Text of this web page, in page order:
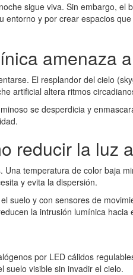
sigue viva. Sin embargo,
y por crear espacios
amenaza
El resplandor del cielo
artificial altera ritmos
se desperdicia y
reducir la luz
temperatura de color baja
y evita la dispersión.
suelo y con sensores de
la intrusión lumínica hacia
por LED cálidos
suelo visible sin invadir el cielo.